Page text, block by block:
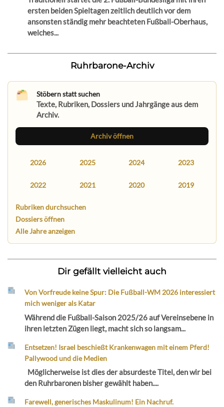
ersten beiden Spieltagen zeitlich deutlich vor dem
ansonsten ständig mehr beachteten Fußball-Oberhaus,
welches...
Ruhrbarone-Archiv
Stöbern statt suchen
Texte, Rubriken, Dossiers und Jahrgänge aus dem
Archiv.
Archiv öffnen
2026 2025 2024 2023
2022 2021 2020 2019
Rubriken durchsuchen
Dossiers öffnen
Alle Jahre anzeigen
Dir gefällt vielleicht auch
Von Vorfreude keine Spur: Die Fußball-WM 2026 interessiert
mich weniger als Katar
Während die Fußball-Saison 2025/26 auf Vereinsebene in
ihren letzten Zügen liegt, macht sich so langsam...
Entsetzen! Israel beschießt Krankenwagen mit einem Pferd!
Pallywood und die Medien
Möglicherweise ist dies der absurdeste Titel, den wir bei
den Ruhrbaronen bisher gewählt haben....
Farewell, generisches Maskulinum! Ein Nachruf.